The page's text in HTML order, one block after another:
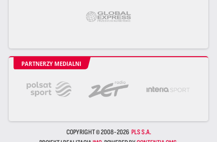
PARTNERZY MEDIALNI
COPYRIGHT © 2008-2026 PLS S.A.